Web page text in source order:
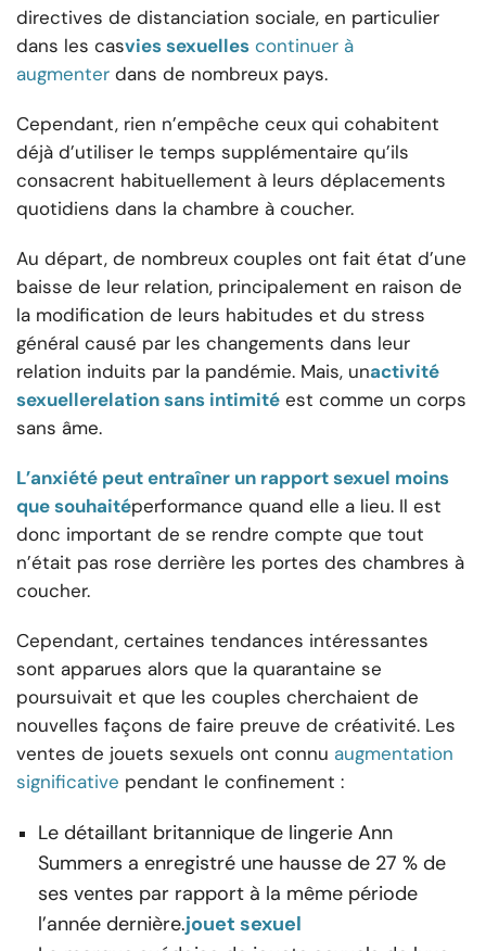
directives de distanciation sociale, en particulier
dans les casvies sexuelles continuer à
augmenter dans de nombreux pays.
Cependant, rien n’empêche ceux qui cohabitent
déjà d’utiliser le temps supplémentaire qu’ils
consacrent habituellement à leurs déplacements
quotidiens dans la chambre à coucher.
Au départ, de nombreux couples ont fait état d’une
baisse de leur relation, principalement en raison de
la modification de leurs habitudes et du stress
général causé par les changements dans leur
relation induits par la pandémie. Mais, unactivité
sexuellerelation sans intimité est comme un corps
sans âme.
L’anxiété peut entraîner un rapport sexuel moins
que souhaitéperformance quand elle a lieu. Il est
donc important de se rendre compte que tout
n’était pas rose derrière les portes des chambres à
coucher.
Cependant, certaines tendances intéressantes
sont apparues alors que la quarantaine se
poursuivait et que les couples cherchaient de
nouvelles façons de faire preuve de créativité. Les
ventes de jouets sexuels ont connu augmentation
significative pendant le confinement :
Le détaillant britannique de lingerie Ann
Summers a enregistré une hausse de 27 % de
ses ventes par rapport à la même période
l’année dernière.jouet sexuel